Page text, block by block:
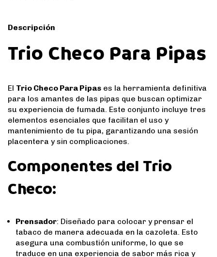
Descripción
Trio Checo Para Pipas
El Trio Checo Para Pipas es la herramienta definitiva
para los amantes de las pipas que buscan optimizar
su experiencia de fumada. Este conjunto incluye tres
elementos esenciales que facilitan el uso y
mantenimiento de tu pipa, garantizando una sesión
placentera y sin complicaciones.
Componentes del Trio
Checo:
Prensador: Diseñado para colocar y prensar el
tabaco de manera adecuada en la cazoleta. Esto
asegura una combustión uniforme, lo que se
traduce en una experiencia de sabor más rica y